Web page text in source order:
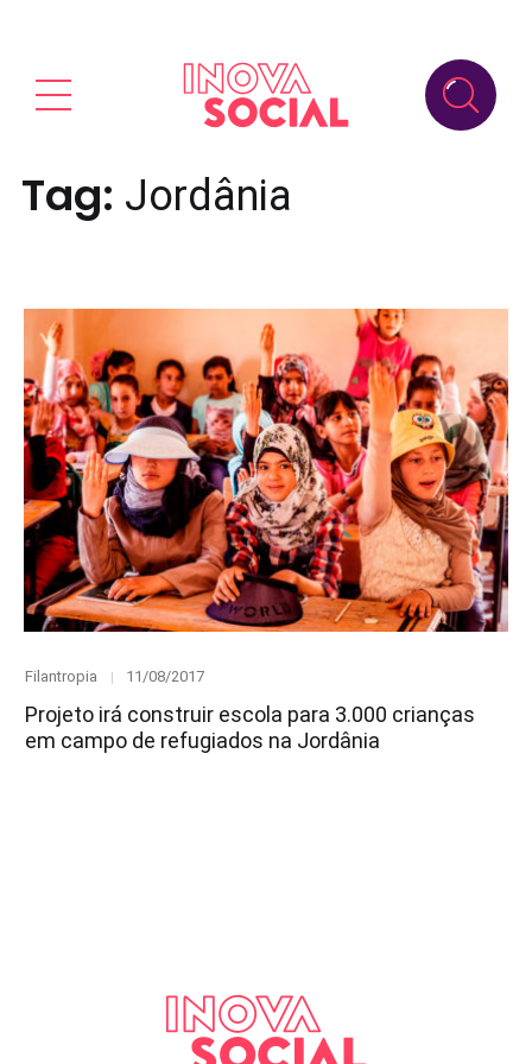
Tag: Jordânia
Category
Filantropia
Posted
11/08/2017
Projeto irá construir escola para 3.000 crianças
em campo de refugiados na Jordânia